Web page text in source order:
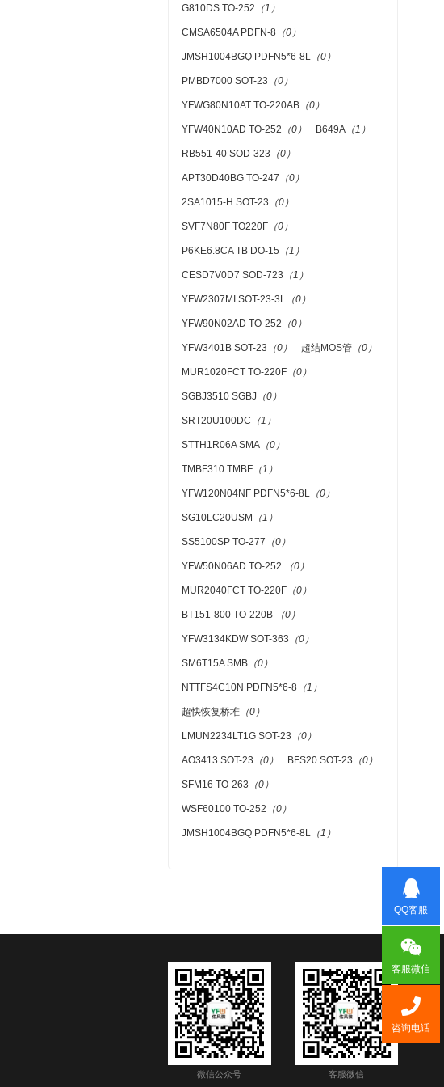
G810DS TO-252 （1）
CMSA6504A PDFN-8 （0）
JMSH1004BGQ PDFN5*6-8L （0）
PMBD7000 SOT-23 （0）
YFWG80N10AT TO-220AB （0）
YFW40N10AD TO-252 （0） B649A （1）
RB551-40 SOD-323 （0）
APT30D40BG TO-247 （0）
2SA1015-H SOT-23 （0）
SVF7N80F TO220F （0）
P6KE6.8CA TB DO-15 （1）
CESD7V0D7 SOD-723 （1）
YFW2307MI SOT-23-3L （0）
YFW90N02AD TO-252 （0）
YFW3401B SOT-23 （0） 超结MOS管 （0）
MUR1020FCT TO-220F （0）
SGBJ3510 SGBJ （0）
SRT20U100DC （1）
STTH1R06A SMA （0）
TMBF310 TMBF （1）
YFW120N04NF PDFN5*6-8L （0）
SG10LC20USM （1）
SS5100SP TO-277 （0）
YFW50N06AD TO-252 （0）
MUR2040FCT TO-220F （0）
BT151-800 TO-220B （0）
YFW3134KDW SOT-363 （0）
SM6T15A SMB （0）
NTTFS4C10N PDFN5*6-8 （1）
超快恢复桥堆 （0）
LMUN2234LT1G SOT-23 （0）
AO3413 SOT-23 （0） BFS20 SOT-23 （0）
SFM16 TO-263 （0）
WSF60100 TO-252 （0）
JMSH1004BGQ PDFN5*6-8L （1）
微信公众号 客服微信
QQ客服
客服微信
咨询电话